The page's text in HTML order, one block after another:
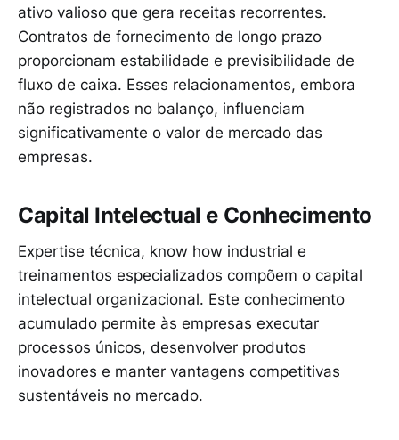
ativo valioso que gera receitas recorrentes.
Contratos de fornecimento de longo prazo
proporcionam estabilidade e previsibilidade de
fluxo de caixa. Esses relacionamentos, embora
não registrados no balanço, influenciam
significativamente o valor de mercado das
empresas.
Capital Intelectual e Conhecimento
Expertise técnica, know how industrial e
treinamentos especializados compõem o capital
intelectual organizacional. Este conhecimento
acumulado permite às empresas executar
processos únicos, desenvolver produtos
inovadores e manter vantagens competitivas
sustentáveis no mercado.